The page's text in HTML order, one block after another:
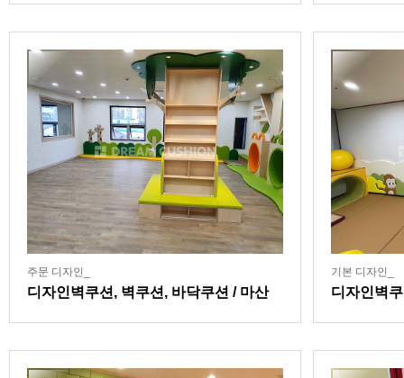
주문 디자인_
디자인벽쿠션, 벽쿠션, 바닥쿠션 / 마산
기본 디자인_
디자인벽